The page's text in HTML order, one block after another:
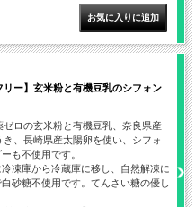
リー】玄米粉と有機豆乳のシフォン
ゼロの玄米粉と有機豆乳、奈良県産
き、長崎県産太陽卵を使い、シフォ
も不使用です。
凍庫から冷蔵庫に移し、自然解凍に
砂糖不使用です。てんさい糖の優し